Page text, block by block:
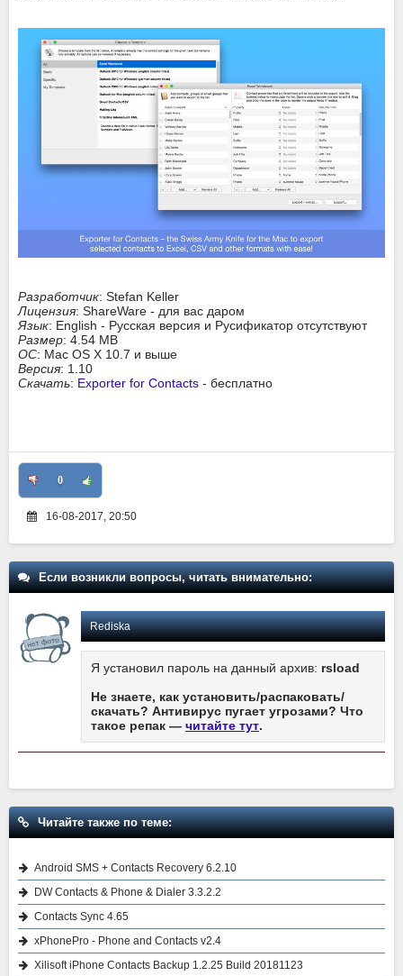
Разработчик: Stefan Keller
Лицензия: ShareWare - для вас даром
Язык: English - Русская версия и Русификатор отсутствуют
Размер: 4.54 MB
ОС: Mac OS X 10.7 и выше
Версия: 1.10
Скачать: Exporter for Contacts - бесплатно
0
16-08-2017, 20:50
Если возникли вопросы, читать внимательно:
Rediska
Я установил пароль на данный архив: rsload
Не знаете, как установить/распаковать/
скачать? Антивирус пугает угрозами? Что
такое репак — читайте тут.
Читайте также по теме:
Android SMS + Contacts Recovery 6.2.10
DW Contacts & Phone & Dialer 3.3.2.2
Contacts Sync 4.65
xPhonePro - Phone and Contacts v2.4
Xilisoft iPhone Contacts Backup 1.2.25 Build 20181123